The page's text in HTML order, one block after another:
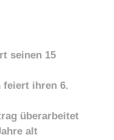
seinen 15
feiert ihren 6.
überarbeitet
alt